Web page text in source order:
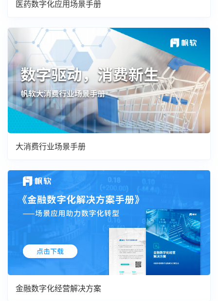
医药数字化应用场景手册
大消费行业场景手册
金融数字化经营解决方案